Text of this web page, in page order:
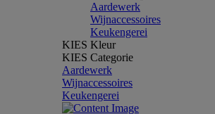
Aardewerk
Wijnaccessoires
Keukengerei
KIES Kleur
KIES Categorie
Aardewerk
Wijnaccessoires
Keukengerei